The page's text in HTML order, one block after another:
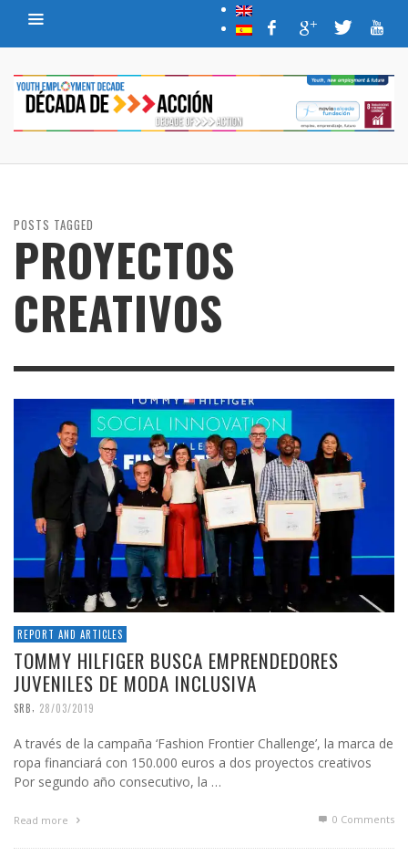
POSTS TAGGED
PROYECTOS
CREATIVOS
REPORT AND ARTICLES
TOMMY HILFIGER BUSCA EMPRENDEDORES
JUVENILES DE MODA INCLUSIVA
SRB, 28/03/2019
A través de la campaña ‘Fashion Frontier Challenge’, la marca de
ropa financiará con 150.000 euros a dos proyectos creativos
Por segundo año consecutivo, la …
Read more 0 Comments